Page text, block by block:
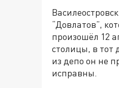
“Довлатов”,
произошёл 12
столицы, в тот
из депо он не
исправны.